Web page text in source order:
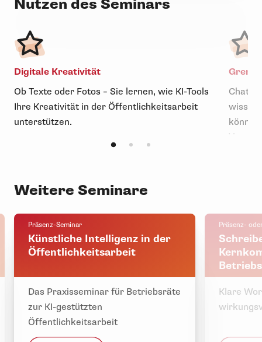
Nutzen des Seminars
Digitale Kreativität
Ob Texte oder Fotos – Sie lernen, wie KI-Tools
Ihre Kreativität in der Öffentlichkeitsarbeit
unterstützen.
Weitere Seminare
Präsenz-Seminar
Künstliche Intelligenz in der
Öffentlichkeitsarbeit
Das Praxisseminar für Betriebsräte
zur KI-gestützten
Öffentlichkeitsarbeit
Präsenz-
Klare